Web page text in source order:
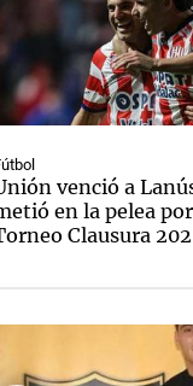
venció a
en la pelea
Clausura
Cadena